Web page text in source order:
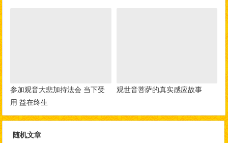
参加观音大悲加持法会 当下受
用 益在终生
观世音菩萨的真实感应故事
随机文章